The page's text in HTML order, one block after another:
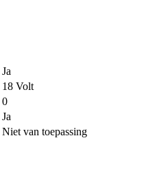
Ja
18 Volt
0
Ja
Niet van toepassing